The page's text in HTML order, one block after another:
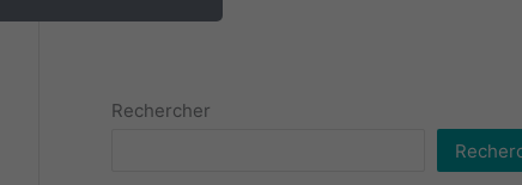
Rechercher